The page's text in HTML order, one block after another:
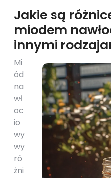
Jakie są
miodem
innymi
Mi
ód
na
wł
oc
io
wy
wy
ró
żni